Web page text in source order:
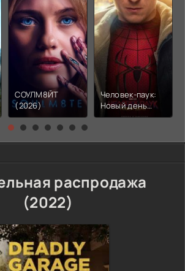
СОУЛМ8ЙТ
(2026)
Человек-паук:
Новый день
(2026)
распродажа
(2022)